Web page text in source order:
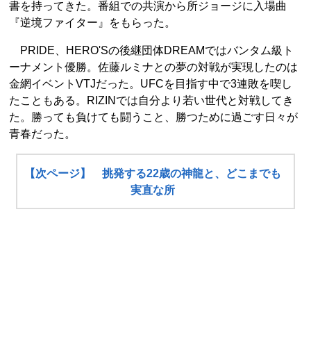
書を持ってきた。番組での共演から所ジョージに入場曲
『逆境ファイター』をもらった。
PRIDE、HERO'Sの後継団体DREAMではバンタム級ト
ーナメント優勝。佐藤ルミナとの夢の対戦が実現したのは
金網イベントVTJだった。UFCを目指す中で3連敗を喫し
たこともある。RIZINでは自分より若い世代と対戦してき
た。勝っても負けても闘うこと、勝つために過ごす日々が
青春だった。
【次ページ】 挑発する22歳の神龍と、どこまでも
実直な所